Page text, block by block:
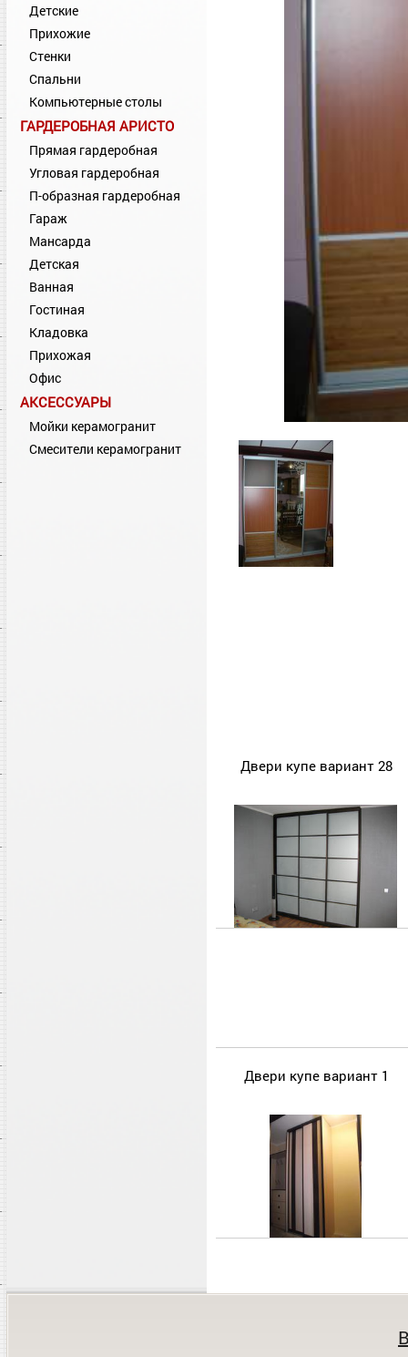
Детские
Прихожие
Стенки
Спальни
Компьютерные столы
ГАРДЕРОБНАЯ АРИСТО
Прямая гардеробная
Угловая гардеробная
П-образная гардеробная
Гараж
Мансарда
Детская
Ванная
Гостиная
Кладовка
Прихожая
Офис
АКСЕССУАРЫ
Мойки керамогранит
Смесители керамогранит
Двери купе вариант 28
Двери купе вариант 1